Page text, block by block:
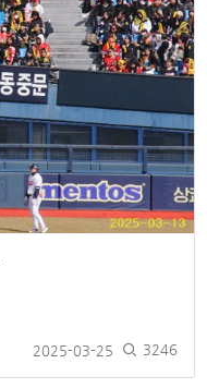
2025-03-25 3246